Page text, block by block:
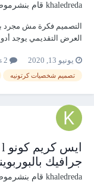
khaledreda قام
التصميم فكرة مش مجرد
95RmLp4QoYw
يونيو 13, 2020
تصميم شخصيات كرتونيه
جرافيك
khaledreda قام